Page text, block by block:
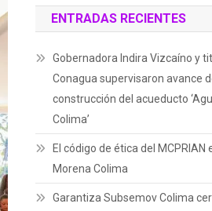
ENTRADAS RECIENTES
Gobernadora Indira Vizcaíno y
Conagua supervisaron avance
construcción del acueducto
Colima’
El código de ética del MCPRIAN
Morena Colima
Garantiza Subsemov Colima